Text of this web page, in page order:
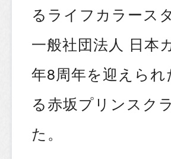
るライフカラース
一般社団法人 日本
年8周年を迎えら
る赤坂プリンスク
た。